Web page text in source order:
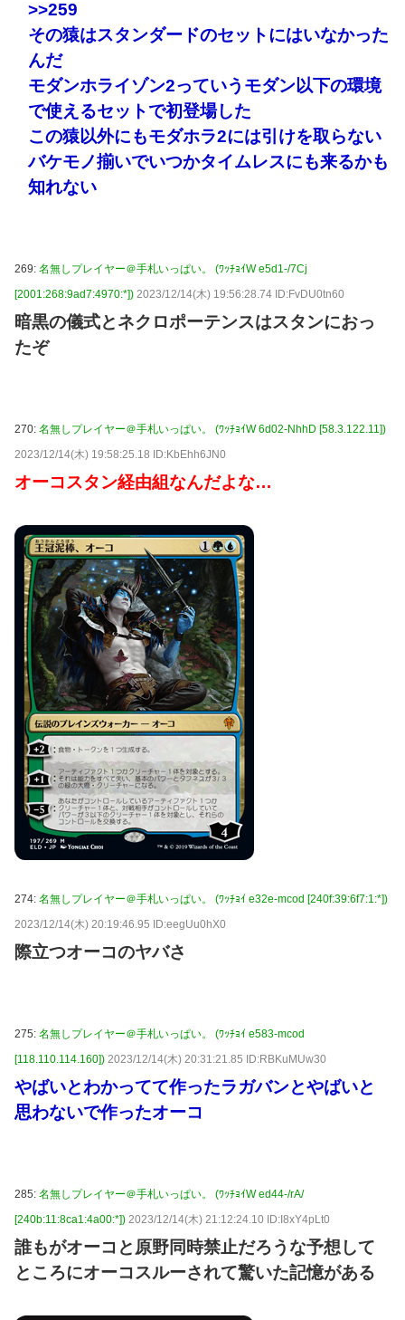
>>259
その猿はスタンダードのセットにはいなかった
んだ
モダンホライゾン2っていうモダン以下の環境
で使えるセットで初登場した
この猿以外にもモダホラ2には引けを取らない
バケモノ揃いでいつかタイムレスにも来るかも
知れない
269: 名無しプレイヤー＠手札いっぱい。 (ﾜｯﾁｮｲW e5d1-/7Cj
[2001:268:9ad7:4970:*]) 2023/12/14(木) 19:56:28.74 ID:FvDU0tn60
暗黒の儀式とネクロポーテンスはスタンにおっ
たぞ
270: 名無しプレイヤー＠手札いっぱい。 (ﾜｯﾁｮｲW 6d02-NhhD [58.3.122.11])
2023/12/14(木) 19:58:25.18 ID:KbEhh6JN0
オーコスタン経由組なんだよな…
274: 名無しプレイヤー＠手札いっぱい。 (ﾜｯﾁｮｲ e32e-mcod [240f:39:6f7:1:*])
2023/12/14(木) 20:19:46.95 ID:eegUu0hX0
際立つオーコのヤバさ
275: 名無しプレイヤー＠手札いっぱい。 (ﾜｯﾁｮｲ e583-mcod
[118.110.114.160]) 2023/12/14(木) 20:31:21.85 ID:RBKuMUw30
やばいとわかってて作ったラガバンとやばいと
思わないで作ったオーコ
285: 名無しプレイヤー＠手札いっぱい。 (ﾜｯﾁｮｲW ed44-/rA/
[240b:11:8ca1:4a00:*]) 2023/12/14(木) 21:12:24.10 ID:I8xY4pLt0
誰もがオーコと原野同時禁止だろうな予想して
ところにオーコスルーされて驚いた記憶がある